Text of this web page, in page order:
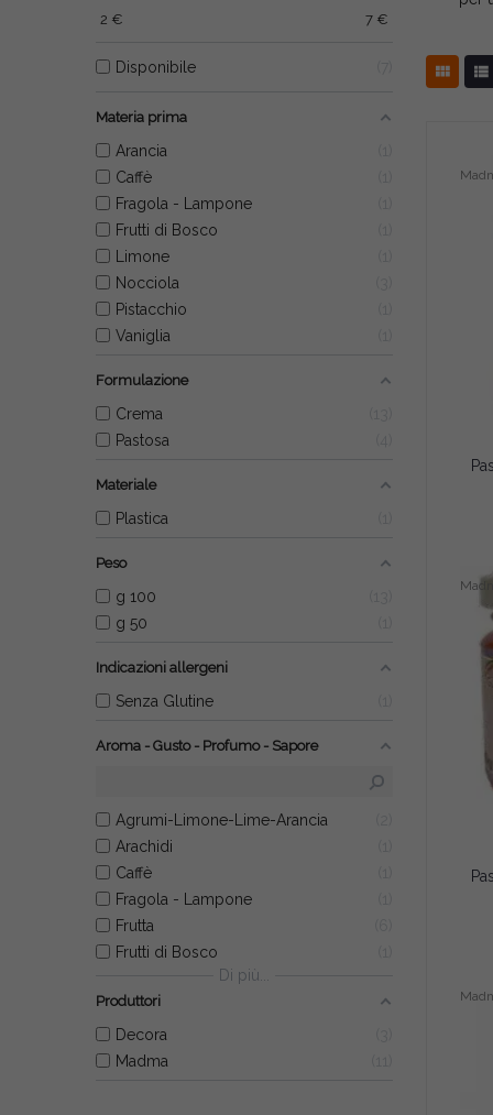
2 € 7 €
Disponibile
Materia prima
Arancia
Caffè
Fragola - Lampone
Frutti di Bosco
Limone
Nocciola
Pistacchio
Vaniglia
Formulazione
Crema
Pastosa
Materiale
Plastica
Peso
g 100
g 50
Indicazioni allergeni
Senza Glutine
Aroma - Gusto - Profumo - Sapore
Agrumi-Limone-Lime-Arancia
Arachidi
Caffè
Fragola - Lampone
Frutta
Frutti di Bosco
Di più...
Produttori
Decora
Madma
 